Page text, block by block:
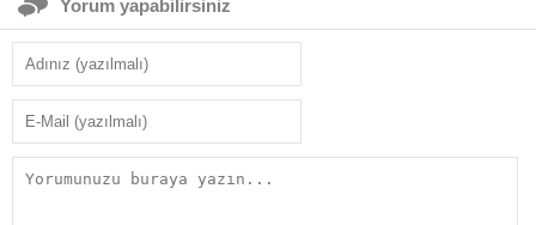
Yorum yapabilirsiniz